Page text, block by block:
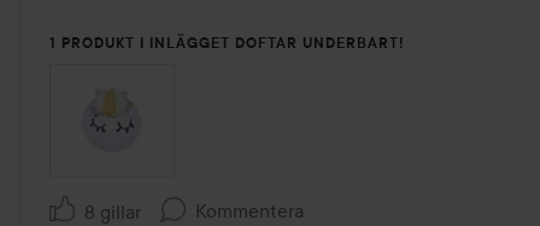
1 PRODUKT I INLÄGGET DOFTAR UNDERBART!
8 gillar Kommentera